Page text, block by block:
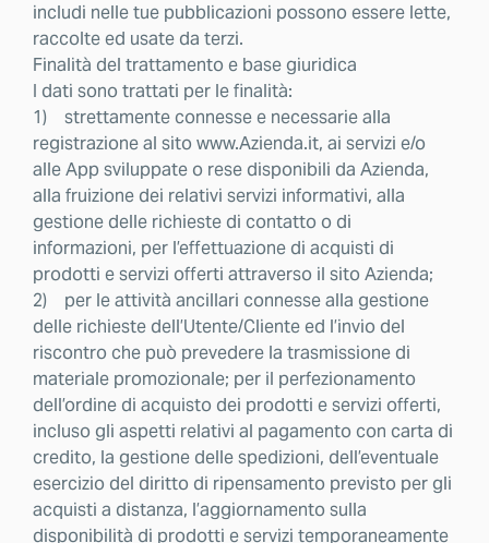
includi nelle tue pubblicazioni possono essere lette,
raccolte ed usate da terzi.
Finalità del trattamento e base giuridica
I dati sono trattati per le finalità:
1) strettamente connesse e necessarie alla
registrazione al sito www.Azienda.it, ai servizi e/o
alle App sviluppate o rese disponibili da Azienda,
alla fruizione dei relativi servizi informativi, alla
gestione delle richieste di contatto o di
informazioni, per l’effettuazione di acquisti di
prodotti e servizi offerti attraverso il sito Azienda;
2) per le attività ancillari connesse alla gestione
delle richieste dell’Utente/Cliente ed l’invio del
riscontro che può prevedere la trasmissione di
materiale promozionale; per il perfezionamento
dell’ordine di acquisto dei prodotti e servizi offerti,
incluso gli aspetti relativi al pagamento con carta di
credito, la gestione delle spedizioni, dell’eventuale
esercizio del diritto di ripensamento previsto per gli
acquisti a distanza, l’aggiornamento sulla
disponibilità di prodotti e servizi temporaneamente